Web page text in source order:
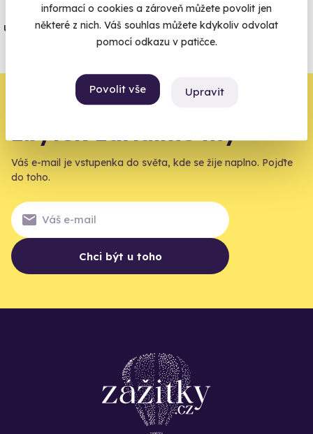
informací o cookies a zároveň můžete povolit jen
některé z nich. Váš souhlas můžete kdykoliv odvolat
pomocí odkazu v patičce.
Povolit vše Upravit
Jeden nikdy neví. Máme nejvyšší
úrazové pojištění z nabídky zážitkových
agentur.
Zbývá jeden krok,
zbytek zařídíme my
Váš e-mail je vstupenka do světa, kde se žije naplno. Pojďte
do toho.
Chci být u toho